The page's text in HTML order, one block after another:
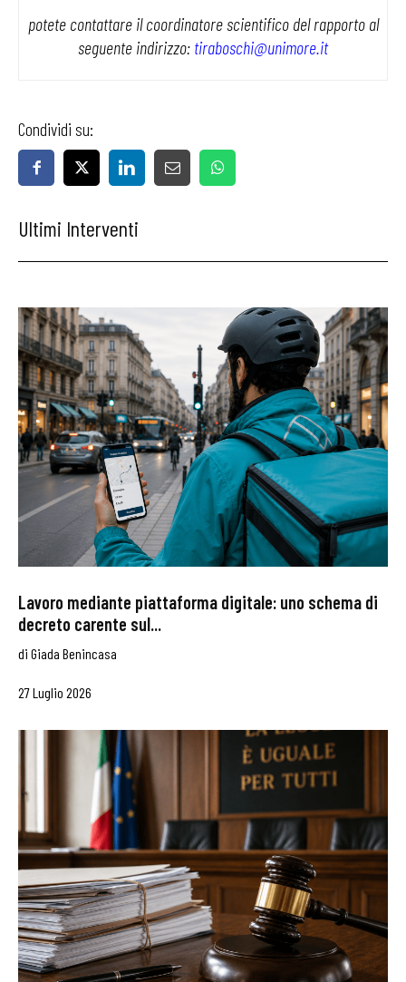
potete contattare il coordinatore scientifico del rapporto al
seguente indirizzo: tiraboschi@unimore.it
Condividi su:
Ultimi Interventi
Lavoro mediante piattaforma digitale: uno schema di
decreto carente sul...
di Giada Benincasa
27 Luglio 2026